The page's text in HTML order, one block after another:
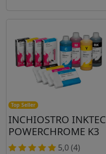
Top Seller
INCHIOSTRO INKTEC
POWERCHROME K3
5,0 (4)